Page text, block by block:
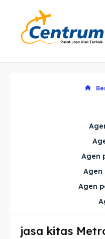
Explore
Explore
Agen
Agen
Agen
jasa kitas